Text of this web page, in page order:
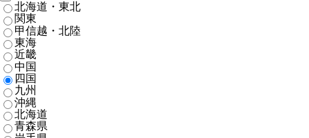
北海道・東北
関東
甲信越・北陸
東海
近畿
中国
四国
九州
沖縄
北海道
青森県